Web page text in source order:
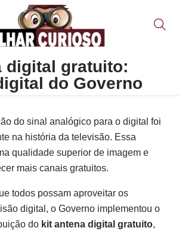
digital gratuito:
do Governo
do sinal analógico para o digital foi
na história da televisão. Essa
qualidade superior de imagem e
mais canais gratuitos.
todos possam aproveitar os
digital, o Governo implementou o
do kit antena digital gratuito,